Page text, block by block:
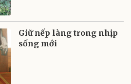
Giữ nếp làng trong nhịp
sống mới